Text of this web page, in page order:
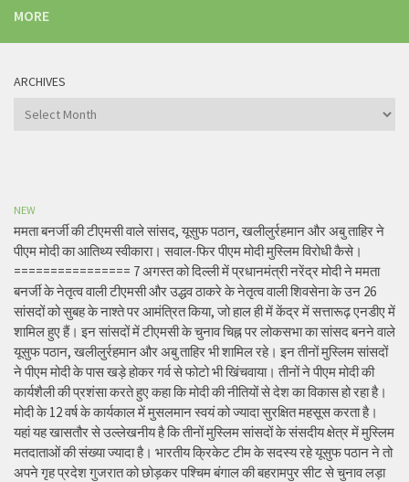
MORE
ARCHIVES
Archives
NEW
ममता बनर्जी की टीएमसी वाले सांसद, यूसुफ पठान, खलीलुर्रहमान और अबु ताहिर ने
पीएम मोदी का आतिथ्य स्वीकारा। सवाल-फिर पीएम मोदी मुस्लिम विरोधी कैसे।
================ 7 अगस्त को दिल्ली में प्रधानमंत्री नरेंद्र मोदी ने ममता
बनर्जी के नेतृत्व वाली टीएमसी और उद्धव ठाकरे के नेतृत्व वाली शिवसेना के उन 26
सांसदों को सुबह के नाश्ते पर आमंत्रित किया, जो हाल ही में केंद्र में सत्तारूढ़ एनडीए में
शामिल हुए हैं। इन सांसदों में टीएमसी के चुनाव चिह्न पर लोकसभा का सांसद बनने वाले
यूसुफ पठान, खलीलुर्रहमान और अबु ताहिर भी शामिल रहे। इन तीनों मुस्लिम सांसदों
ने पीएम मोदी के पास खड़े होकर गर्व से फोटो भी खिंचवाया। तीनों ने पीएम मोदी की
कार्यशैली की प्रशंसा करते हुए कहा कि मोदी की नीतियों से देश का विकास हो रहा है।
मोदी के 12 वर्ष के कार्यकाल में मुसलमान स्वयं को ज्यादा सुरक्षित महसूस करता है।
यहां यह खासतौर से उल्लेखनीय है कि तीनों मुस्लिम सांसदों के संसदीय क्षेत्र में मुस्लिम
मतदाताओं की संख्या ज्यादा है। भारतीय क्रिकेट टीम के सदस्य रहे यूसुफ पठान ने तो
अपने गृह प्रदेश गुजरात को छोड़कर पश्चिम बंगाल की बहरामपुर सीट से चुनाव लड़ा